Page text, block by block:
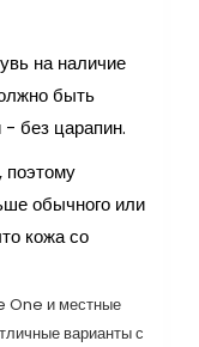
на наличие
быть
без царапин.
поэтому
обычного или
кожа со
One и местные
варианты с